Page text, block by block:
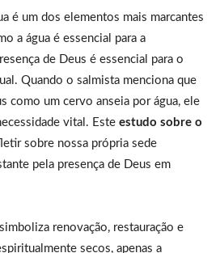
é um dos elementos mais marcantes
a água é essencial para a
de Deus é essencial para o
Quando o salmista menciona que
como um cervo anseia por água, ele
vital. Este estudo sobre o
sobre nossa própria sede
pela presença de Deus em
renovação, restauração e
secos, apenas a